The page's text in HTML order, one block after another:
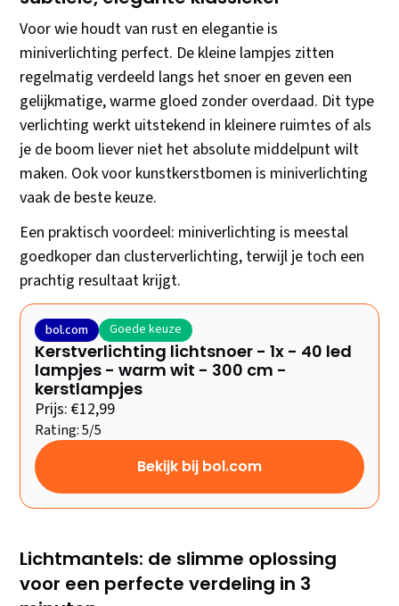
Voor wie houdt van rust en elegantie is
miniverlichting perfect. De kleine lampjes zitten
regelmatig verdeeld langs het snoer en geven een
gelijkmatige, warme gloed zonder overdaad. Dit type
verlichting werkt uitstekend in kleinere ruimtes of als
je de boom liever niet het absolute middelpunt wilt
maken. Ook voor kunstkerstbomen is miniverlichting
vaak de beste keuze.
Een praktisch voordeel: miniverlichting is meestal
goedkoper dan clusterverlichting, terwijl je toch een
prachtig resultaat krijgt.
bol.com Goede keuze
Kerstverlichting lichtsnoer - 1x - 40 led
lampjes - warm wit - 300 cm -
kerstlampjes
Prijs: €12,99
Rating: 5/5
Bekijk bij bol.com
Lichtmantels: de slimme oplossing
voor een perfecte verdeling in 3